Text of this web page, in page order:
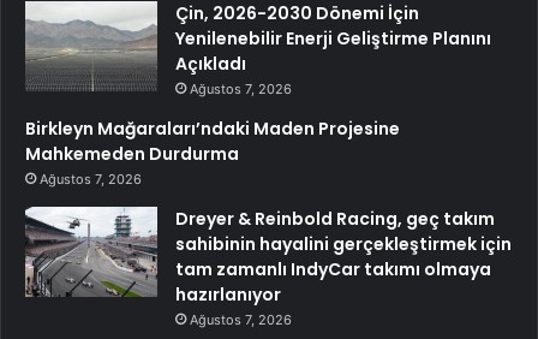
Çin, 2026-2030 Dönemi İçin
Yenilenebilir Enerji Geliştirme Planını
Açıkladı
Ağustos 7, 2026
Birkleyn Mağaraları’ndaki Maden Projesine
Mahkemeden Durdurma
Ağustos 7, 2026
Dreyer & Reinbold Racing, geç takım
sahibinin hayalini gerçekleştirmek için
tam zamanlı IndyCar takımı olmaya
hazırlanıyor
Ağustos 7, 2026